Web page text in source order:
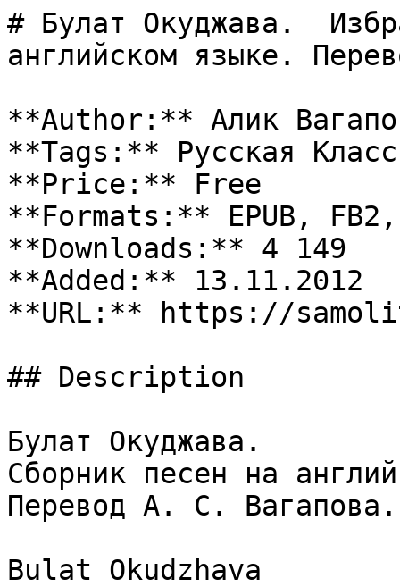
# Булат Окуджава.
английском языке.
**Author:** Алик
**Tags:** Русская
**Price:** Free
**Formats:** EPUB, FB2,
**Downloads:** 4 149
**Added:** 13.11.2012
**URL:** https://
## Description
Булат Окуджава.
Сборник песен на
Перевод А. С. Вагапова.
Bulat Okudzhava